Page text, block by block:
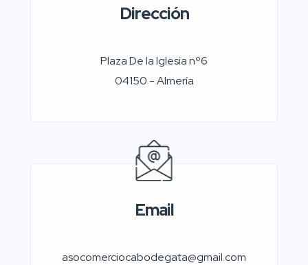
Dirección
Plaza De la Iglesia nº6
04150 - Almería
Email
asocomerciocabodegata@gmail.com